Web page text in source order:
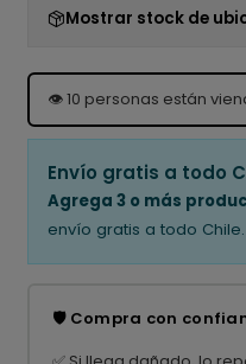
Mostrar stock de
👁️10 personas están
Envío gratis a todo
Agrega 3 o más
envío gratis a todo
🛡️ Compra con